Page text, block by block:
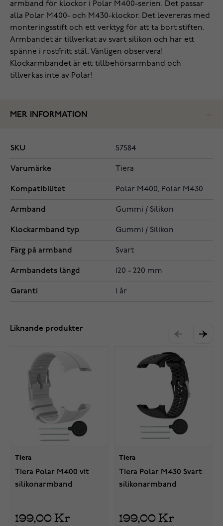
armband för klockor i Polar M400-serien. Det passar
alla Polar M400- och M430-klockor. Det levereras med
monteringsstift och ett verktyg för att ta bort stiften.
Armbandet är tillverkat av svart silikon och har ett
spänne i rostfritt stål. Vänligen observera!
Klockarmbandet är ett tillbehörsarmband och
tillverkas inte av Polar!
MER INFORMATION
SKU 57584
Varumärke Tiera
Kompatibilitet Polar M400, Polar M430
Armband Gummi / Silikon
Klockarmband typ Gummi / Silikon
Färg på armband Svart
Armbandets längd 120 - 220 mm
Garanti 1 år
Liknande produkter
Tiera
Tiera Polar M400 vit
silikonarmband
199,00 Kr
Tiera
Tiera Polar M430 Svart
silikonarmband
199,00 Kr